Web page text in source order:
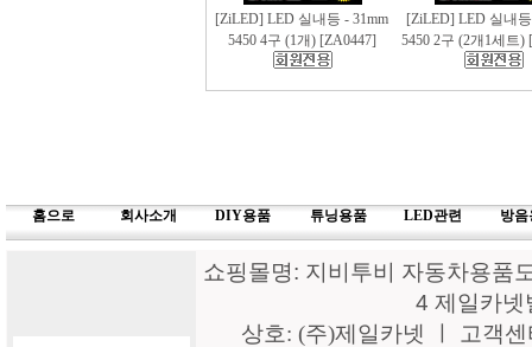
[ZiLED] LED 실내등 - 31mm
5450 4구 (1개) [ZA0447]
[ZiLED] LED 실내
5450 2구 (2개1세트)
홈으로 회사소개 DIY용품 튜닝용품 LED관련 방음
쇼핑몰명: 지비투비 자동차용품
4 제일카
상호: (주)제일카넷 ㅣ 고객